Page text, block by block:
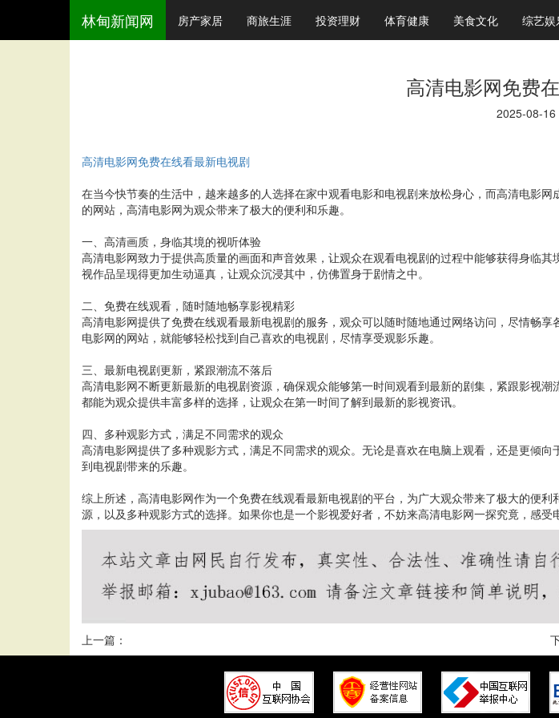
林甸新闻网 房产家居 商旅生涯 投资理财 体育健康 美食文化 综艺娱
高清电影网免费
2025-08-16
高清电影网免费在线看最新电视剧
在当今快节奏的生活中，越来越多的人选择在家中观看电影和电视剧来放松身心，而高清电影
的网站，高清电影网为观众带来了极大的便利和乐趣。
一、高清画质，身临其境的视听体验
高清电影网致力于提供高质量的画面和声音效果，让观众在观看电视剧的过程中能够获得身临
视作品呈现得更加生动逼真，让观众沉浸其中，仿佛置身于剧情之中。
二、免费在线观看，随时随地畅享影视精彩
高清电影网提供了免费在线观看最新电视剧的服务，观众可以随时随地通过网络访问，尽情畅
电影网的网站，就能够轻松找到自己喜欢的电视剧，尽情享受观影乐趣。
三、最新电视剧更新，紧跟潮流不落后
高清电影网不断更新最新的电视剧资源，确保观众能够第一时间观看到最新的剧集，紧跟影视
都能为观众提供丰富多样的选择，让观众在第一时间了解到最新的影视资讯。
四、多种观影方式，满足不同需求的观众
高清电影网提供了多种观影方式，满足不同需求的观众。无论是喜欢在电脑上观看，还是更倾
到电视剧带来的乐趣。
综上所述，高清电影网作为一个免费在线观看最新电视剧的平台，为广大观众带来了极大的便
源，以及多种观影方式的选择。如果你也是一个影视爱好者，不妨来高清电影网一探究竟，感受
上一篇：